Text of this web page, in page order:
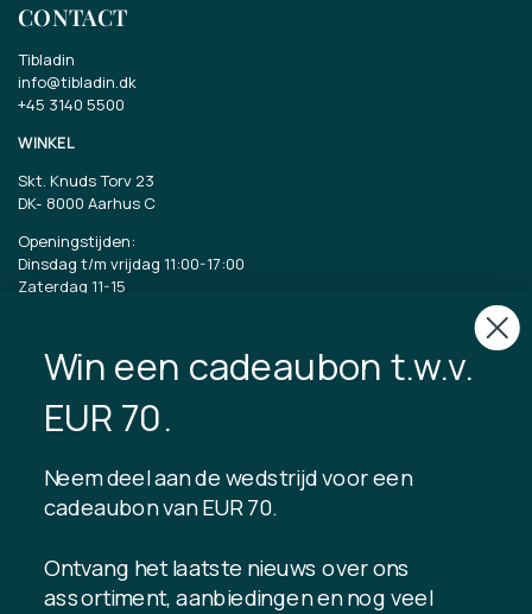
CONTACT
Tibladin
info@tibladin.dk
+45 3140 5500
WINKEL
Skt. Knuds Torv 23
DK- 8000 Aarhus C
Openingstijden:
Dinsdag t/m vrijdag 11:00-17:00
Zaterdag 11-15
TIBLADIN
Over Tibladin
Duurzame productie
Klantenclub registreren
Neem contact met ons op
Win een cadeaubon t.w.v.
EUR 70.
Neem deel aan de wedstrijd voor een
cadeaubon van EUR 70.
Ontvang het laatste nieuws over ons
assortiment, aanbiedingen en nog veel